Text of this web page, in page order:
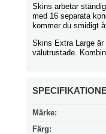
Skins arbetar
med 16 separata
kommer du smidigt
Skins Extra Large är
välutrustade.
Märke:
Färg: